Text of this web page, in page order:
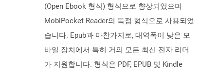
(Open Ebook 형식) 형식으로 향상되었으며
MobiPocket Reader의 독점 형식으로 사용되었
습니다. Epub과 마찬가지로, 대역폭이 낮은 모
바일 장치에서 특히 거의 모든 최신 전자 리더
가 지원합니다. 형식은 PDF, EPUB 및 Kindle